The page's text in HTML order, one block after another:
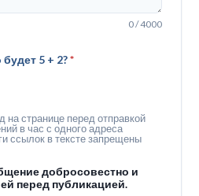
0 / 4000
5 + 2?*
странице перед отправкой
в час с одного адреса
ссылок в тексте запрещены
добросовестно и
перед публикацией.